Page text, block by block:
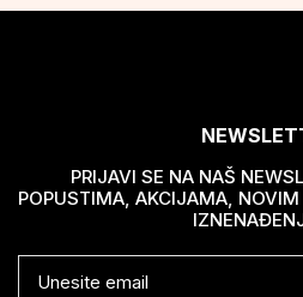
PRIJAVI SE NA NAŠ
POPUSTIMA, AKCIJAMA,